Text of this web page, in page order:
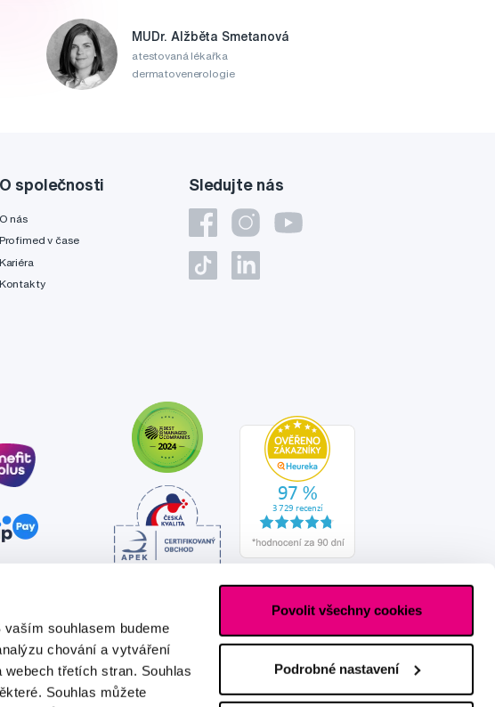
souhlasem budeme
chování a vytváření
třetích stran. Souhlas
Souhlas můžete
Povolit všechny cookies
Podrobné nastavení
MUDr. Alžběta Smetanová
atestovaná lékařka
dermatovenerologie
Sledujte nás
O společnosti
O nás
Profimed v čase
Kariéra
Kontakty